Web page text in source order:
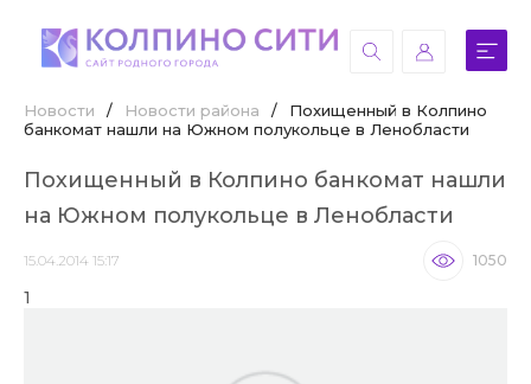
Новости / Новости района /
Похищенный в Колпино
банкомат нашли на Южном полукольце в Ленобласти
Похищенный в Колпино банкомат нашли
на Южном полукольце в Ленобласти
15.04.2014 15:17 1050
1